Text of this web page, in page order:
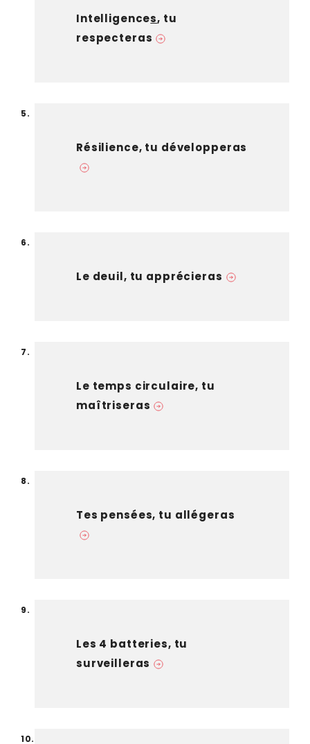
Intelligences, tu
respecteras
Résilience, tu développeras
Le deuil, tu apprécieras
Le temps circulaire, tu
maîtriseras
Tes pensées, tu allégeras
Les 4 batteries, tu
surveilleras